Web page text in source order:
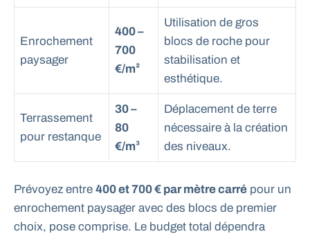
Enrochement
paysager
400 –
700
€/m²
Utilisation de gros
blocs de roche pour
stabilisation et
esthétique.
Terrassement
pour restanque
30 –
80
€/m³
Déplacement de terre
nécessaire à la création
des niveaux.
Prévoyez entre 400 et 700 € par mètre carré pour un
enrochement paysager avec des blocs de premier
choix, pose comprise. Le budget total dépendra